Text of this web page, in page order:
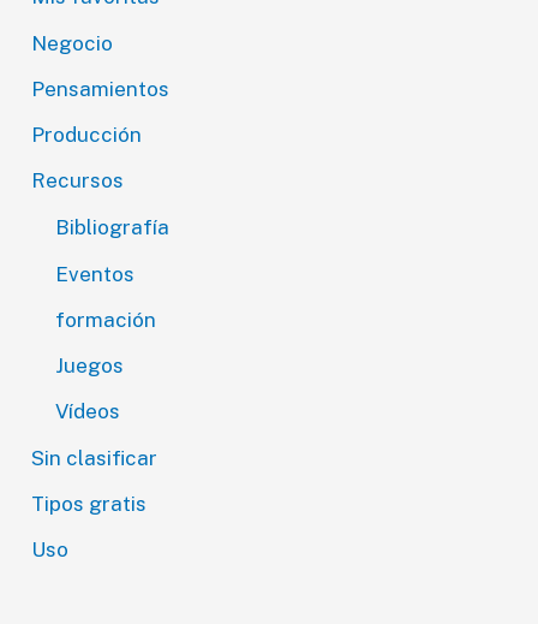
Negocio
Pensamientos
Producción
Recursos
Bibliografía
Eventos
formación
Juegos
Vídeos
Sin clasificar
Tipos gratis
Uso